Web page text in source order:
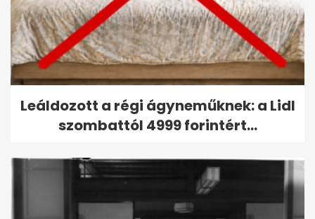
Leáldozott a régi ágyneműknek: a Lidl
szombattól 4999 forintért...